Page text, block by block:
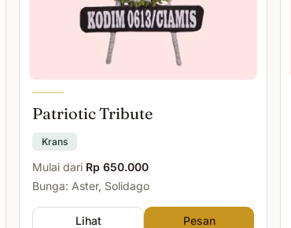
Patriotic Tribute
Krans
Mulai dari Rp 650.000
Bunga: Aster, Solidago
Lihat Pesan